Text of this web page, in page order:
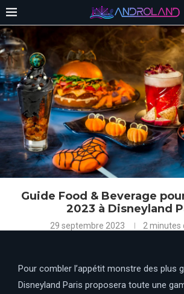
Guide Food & Beverage
2023 à Disneyland
29 septembre 2023 2 minutes
Pour combler l’appétit monstre des plus
Disneyland Paris proposera toute une